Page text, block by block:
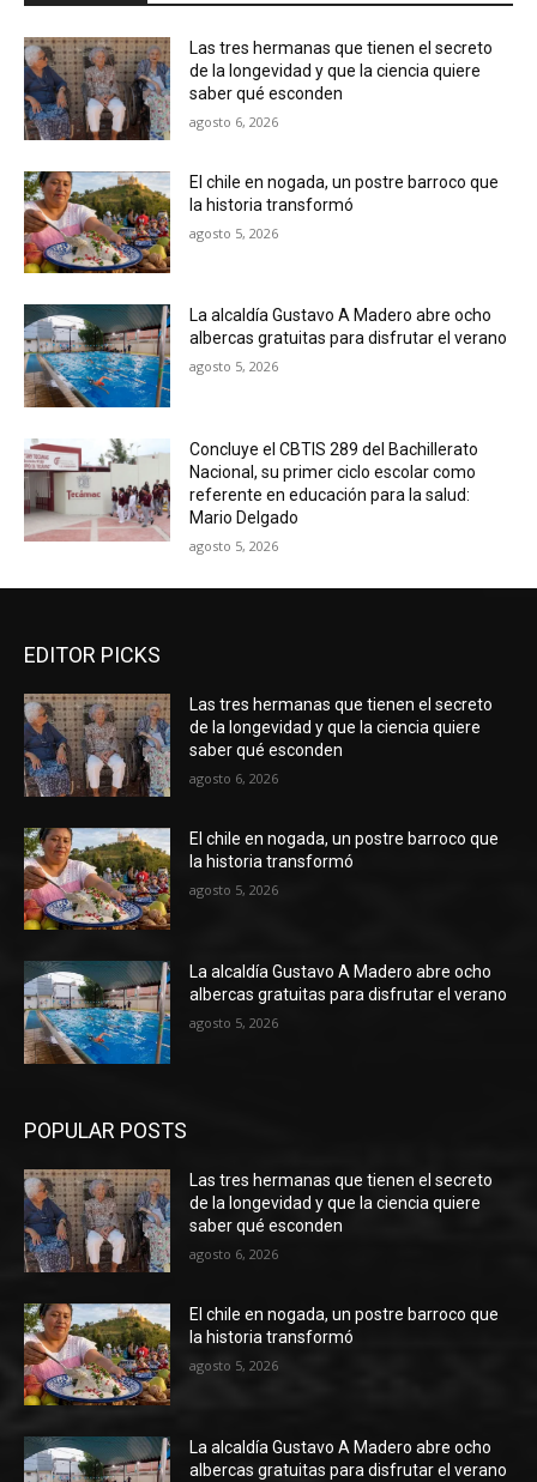
Las tres hermanas que tienen el secreto
de la longevidad y que la ciencia quiere
saber qué esconden
agosto 6, 2026
El chile en nogada, un postre barroco que
la historia transformó
agosto 5, 2026
La alcaldía Gustavo A Madero abre ocho
albercas gratuitas para disfrutar el verano
agosto 5, 2026
Concluye el CBTIS 289 del Bachillerato
Nacional, su primer ciclo escolar como
referente en educación para la salud:
Mario Delgado
agosto 5, 2026
EDITOR PICKS
Las tres hermanas que tienen el secreto
de la longevidad y que la ciencia quiere
saber qué esconden
agosto 6, 2026
El chile en nogada, un postre barroco que
la historia transformó
agosto 5, 2026
La alcaldía Gustavo A Madero abre ocho
albercas gratuitas para disfrutar el verano
agosto 5, 2026
POPULAR POSTS
Las tres hermanas que tienen el secreto
de la longevidad y que la ciencia quiere
saber qué esconden
agosto 6, 2026
El chile en nogada, un postre barroco que
la historia transformó
agosto 5, 2026
La alcaldía Gustavo A Madero abre ocho
albercas gratuitas para disfrutar el verano